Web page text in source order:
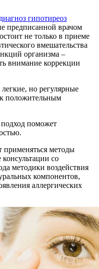
диагноз гипотиреоз
предписанной врачом
не только в приеме
вмешательства
организма –
внимание коррекции
но регулярные
положительным
поможет
применяться методы
со
методики воздействия
компонентов,
аллергических